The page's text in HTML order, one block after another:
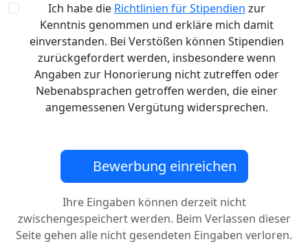
Ich habe die Richtlinien für Stipendien zur
Kenntnis genommen und erkläre mich damit
einverstanden. Bei Verstößen können Stipendien
zurückgefordert werden, insbesondere wenn
Angaben zur Honorierung nicht zutreffen oder
Nebenabsprachen getroffen werden, die einer
angemessenen Vergütung widersprechen.
Bewerbung einreichen
Ihre Eingaben können derzeit nicht
zwischengespeichert werden. Beim Verlassen dieser
Seite gehen alle nicht gesendeten Eingaben verloren.